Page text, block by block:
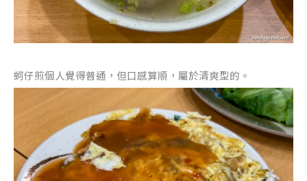
蚵仔煎個人覺得普通，但口感算順，屬於清爽型的。